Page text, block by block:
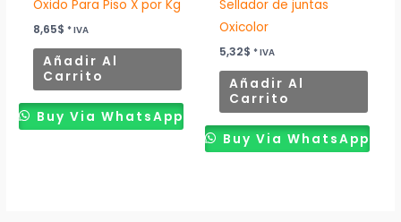
Óxido Para Piso X por Kg
8,65$ * IVA
Añadir Al
Carrito
Buy Via WhatsApp
Sellador de juntas
Oxicolor
5,32$ * IVA
Añadir Al
Carrito
Buy Via WhatsApp